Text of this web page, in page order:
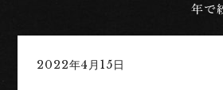
年で
2022年4月15日